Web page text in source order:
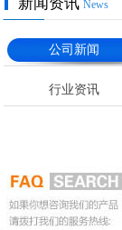
News
公司新闻
行业资讯